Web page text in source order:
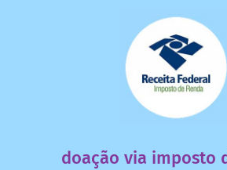
doação via imposto
dinheiro deixa de ir para o
saiba mais